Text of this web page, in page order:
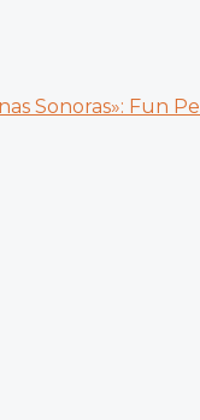
Sonoras»: Fun